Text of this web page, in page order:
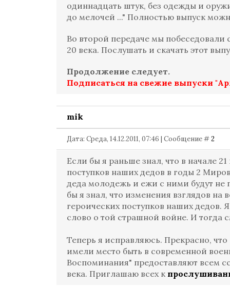
одиннадцать штук, без одежды и
до мелочей ..." Полностью выпуск
Во второй передаче мы побеседовали
20 века. Послушать и скачать этот
Продолжение следует.
Подписаться на свежие выпуски
mik
Дата: Среда, 14.12.2011, 07:46 | Сообщение #2
Если бы я раньше знал, что в начале
поступков наших дедов в годы 2
деда молодежь и ежи с ними будут не
бы я знал, что изменения взглядов
героических поступков наших дедов.
слово о той страшной войне. И тогда
Теперь я исправляюсь. Прекрасно,
имели место быть в современной
Воспоминания" предоставляют всем
века. Приглашаю всех к